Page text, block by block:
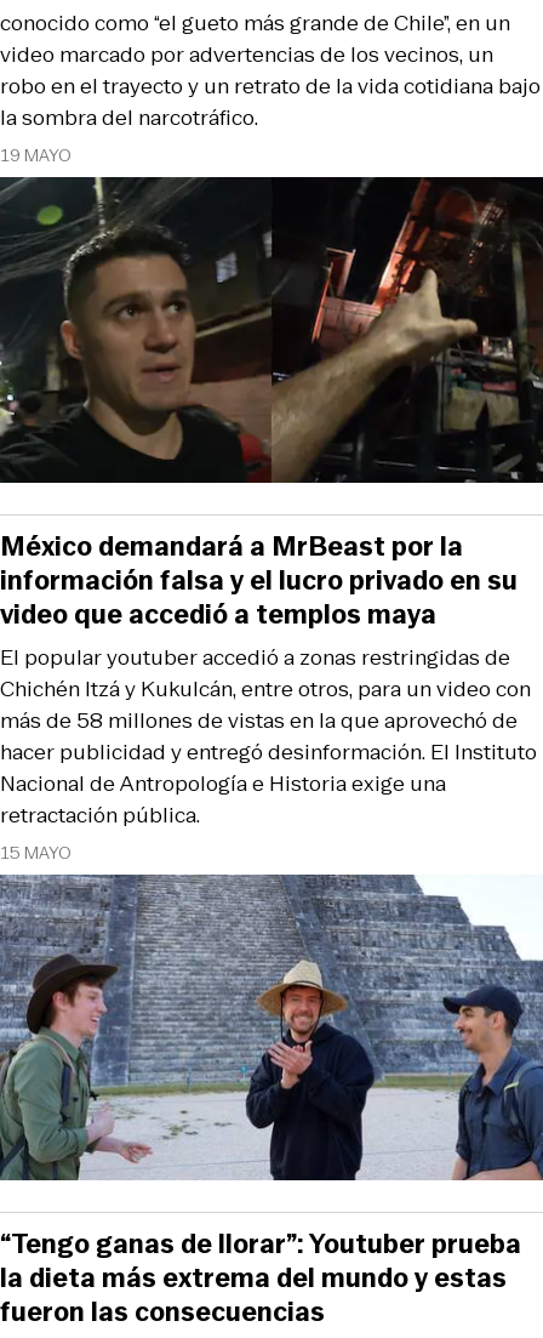
19 MAYO
conocido como “el gueto más grande de Chile”, en un
video marcado por advertencias de los vecinos, un
robo en el trayecto y un retrato de la vida cotidiana bajo
la sombra del narcotráfico.
15 MAYO
El popular youtuber accedió a zonas restringidas de
Chichén Itzá y Kukulcán, entre otros, para un video con
más de 58 millones de vistas en la que aprovechó de
hacer publicidad y entregó desinformación. El Instituto
Nacional de Antropología e Historia exige una
retractación pública.
México demandará a MrBeast por la
información falsa y el lucro privado en su
video que accedió a templos maya
“Tengo ganas de llorar”: Youtuber prueba
la dieta más extrema del mundo y estas
fueron las consecuencias